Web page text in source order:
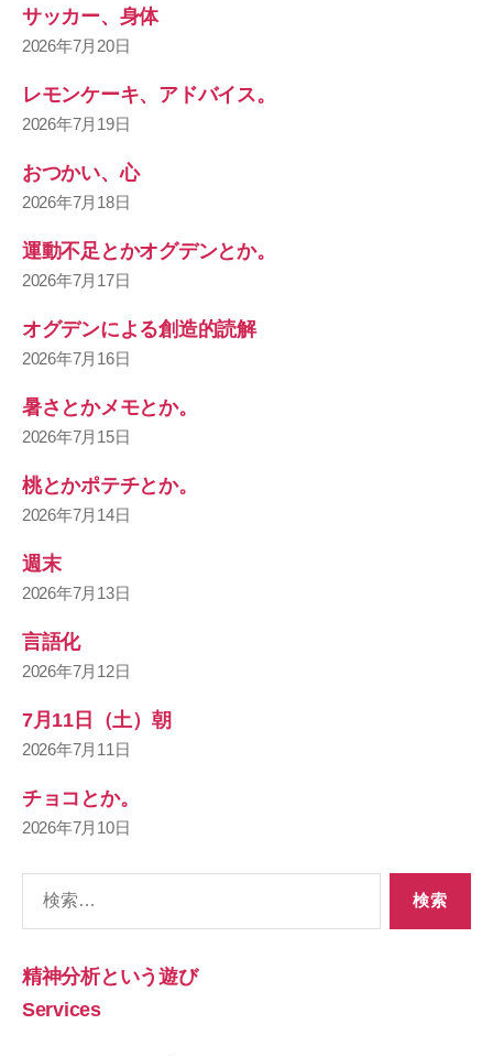
サッカー、身体
2026年7月20日
レモンケーキ、アドバイス。
2026年7月19日
おつかい、心
2026年7月18日
運動不足とかオグデンとか。
2026年7月17日
オグデンによる創造的読解
2026年7月16日
暑さとかメモとか。
2026年7月15日
桃とかポテチとか。
2026年7月14日
週末
2026年7月13日
言語化
2026年7月12日
7月11日（土）朝
2026年7月11日
チョコとか。
2026年7月10日
象:
精神分析という遊び
Services